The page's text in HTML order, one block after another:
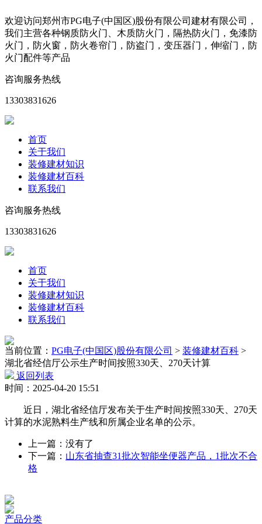
欢迎访问郑州市PG电子(中国区)股份有限公司建材有限公司，
我们主营各种钢质防火门、木质防火门，隔热防火门，免漆防
火门，防火窗，防火卷帘门，防盗门，变压器门，伸缩门，防
火门配件等产品
咨询服务热线
13303831626
首页
关于我们
装修建材知识
装修建材百科
联系我们
咨询服务热线
13303831626
首页
关于我们
装修建材知识
装修建材百科
联系我们
当前位置： PG电子(中国区)股份有限公司 > 装修建材百科 >
湖北省经信厅公示生产时间按照330天、270天计算
返回列表
时间：2025-04-20 15:51
近日，湖北省经信厅发布关于生产时间按照330天、270天
计算的水泥熟料生产线和所属企业名单的公示。
上一篇：没有了
下一篇： 山东省抽查31批次智能坐便器产品，1批次不合
格
产品分类